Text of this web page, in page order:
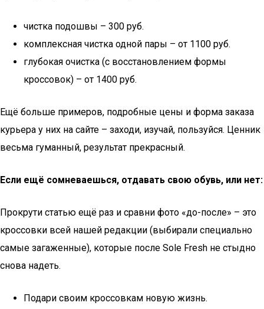
чистка подошвы – 300 руб.
комплексная чистка одной пары – от 1100 руб.
глубокая очистка (с восстановлением формы
кроссовок) – от 1400 руб.
Ещё больше примеров, подробные цены и форма заказа
курьера у них на сайте – заходи, изучай, пользуйся. Ценник
весьма гуманный, результат прекрасный.
Если ещё сомневаешься, отдавать свою обувь, или нет:
Прокрути статью ещё раз и сравни фото «до-после» – это
кроссовки всей нашей редакции (выбирали специально
самые загаженные), которые после Sole Fresh не стыдно
снова надеть.
Подари своим кроссовкам новую жизнь.